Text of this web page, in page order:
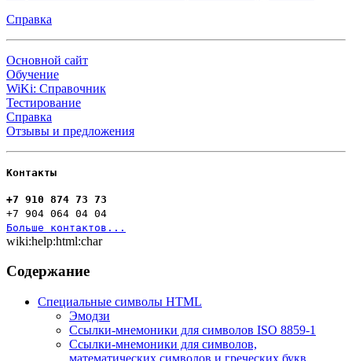
Справка
Основной сайт
Обучение
WiKi: Справочник
Тестирование
Справка
Отзывы и предложения
Контакты
+7 910 874 73 73
+7 904 064 04 04
Больше контактов...
wiki:help:html:char
Содержание
Специальные символы HTML
Эмодзи
Ссылки-мнемоники для символов ISO 8859-1
Ссылки-мнемоники для символов,